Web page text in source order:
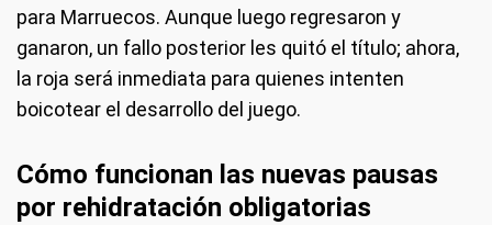
para Marruecos. Aunque luego regresaron y
ganaron, un fallo posterior les quitó el título; ahora,
la roja será inmediata para quienes intenten
boicotear el desarrollo del juego.
Cómo funcionan las nuevas pausas
por rehidratación obligatorias